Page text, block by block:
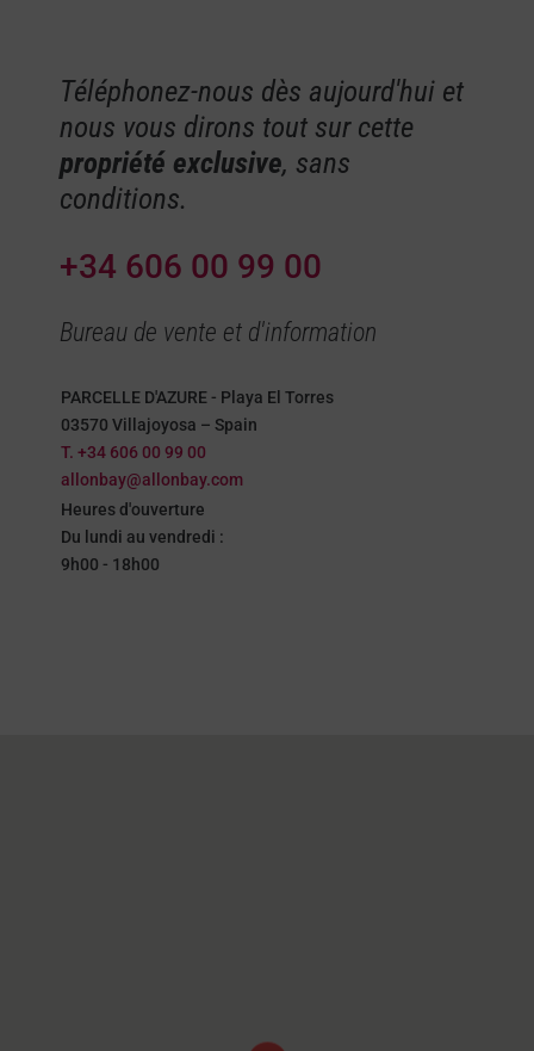
Téléphonez-nous dès aujourd'hui et
nous vous dirons tout sur cette
propriété exclusive, sans
conditions.
+34 606 00 99 00
Bureau de vente et d'information
PARCELLE D'AZURE - Playa El Torres
03570 Villajoyosa – Spain
T. +34 606 00 99 00
allonbay@allonbay.com
Heures d'ouverture
Du lundi au vendredi :
9h00 - 18h00